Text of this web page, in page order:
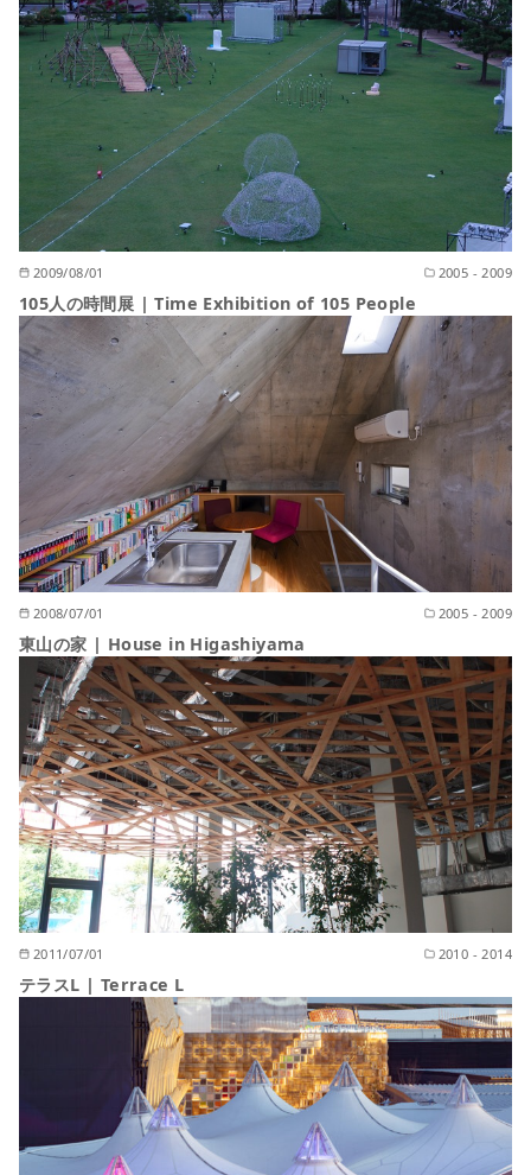
2009/08/01 2005 - 2009
105人の時間展 | Time Exhibition of 105 People
2008/07/01 2005 - 2009
東山の家 | House in Higashiyama
2011/07/01 2010 - 2014
テラスL | Terrace L